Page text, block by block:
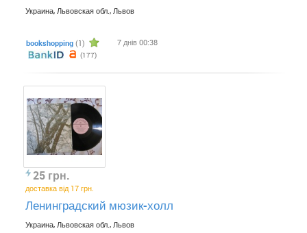
Украина, Львовская обл., Львов
bookshopping (1)
(177)
7 днів 00:38
25 грн.
доставка від 17 грн.
Ленинградский мюзик-холл
Украина, Львовская обл., Львов